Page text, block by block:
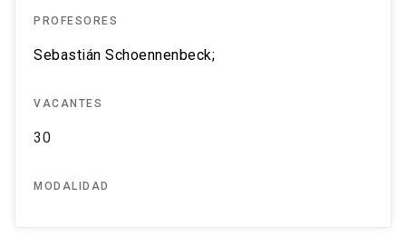
PROFESORES
Sebastián Schoennenbeck;
VACANTES
30
MODALIDAD